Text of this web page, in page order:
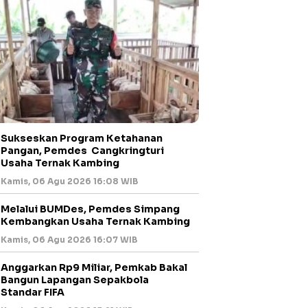
Sukseskan Program Ketahanan
Pangan, Pemdes Cangkringturi
Usaha Ternak Kambing
Kamis, 06 Agu 2026 16:08 WIB
Melalui BUMDes, Pemdes Simpang
Kembangkan Usaha Ternak Kambing
Kamis, 06 Agu 2026 16:07 WIB
Anggarkan Rp9 Miliar, Pemkab Bakal
Bangun Lapangan Sepakbola
Standar FIFA